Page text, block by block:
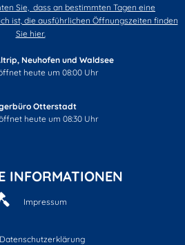
Sie, dass an bestimmten Tagen eine
ist, die ausführlichen Öffnungszeiten finden
Sie hier.
Neuhofen und Waldsee
Öffnungs- oder Schließzeiten
heute um 08:00 Uhr
Otterstadt
Öffnungs- oder Schließzeiten
heute um 08:30 Uhr
INFORMATIONEN
Impressum
Datenschutzerklärung